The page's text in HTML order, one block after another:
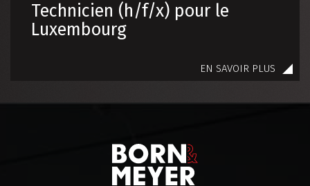
Technicien (h/f/x) pour le
Luxembourg
EN SAVOIR PLUS